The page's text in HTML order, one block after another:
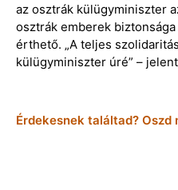
az osztrák külügyminiszter
osztrák emberek
érthető. „A teljes
külügyminiszter úré” –
Érdekesnek találtad? Oszd